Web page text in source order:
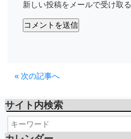
新しい投稿をメールで受け取る
« 次の記事へ
サイト内検索